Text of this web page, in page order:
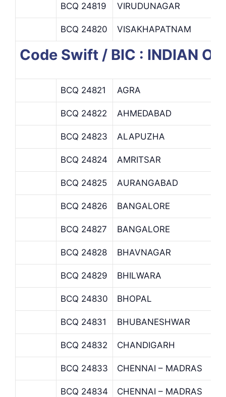
BCQ 24819 VIRUDUNAGAR
BCQ 24820 VISAKHAPATNAM
Code Swift / BIC : INDIAN
BCQ 24821 AGRA
BCQ 24822 AHMEDABAD
BCQ 24823 ALAPUZHA
BCQ 24824 AMRITSAR
BCQ 24825 AURANGABAD
BCQ 24826 BANGALORE
BCQ 24827 BANGALORE
BCQ 24828 BHAVNAGAR
BCQ 24829 BHILWARA
BCQ 24830 BHOPAL
BCQ 24831 BHUBANESHWAR
BCQ 24832 CHANDIGARH
BCQ 24833 CHENNAI – MADRAS
BCQ 24834 CHENNAI – MADRAS